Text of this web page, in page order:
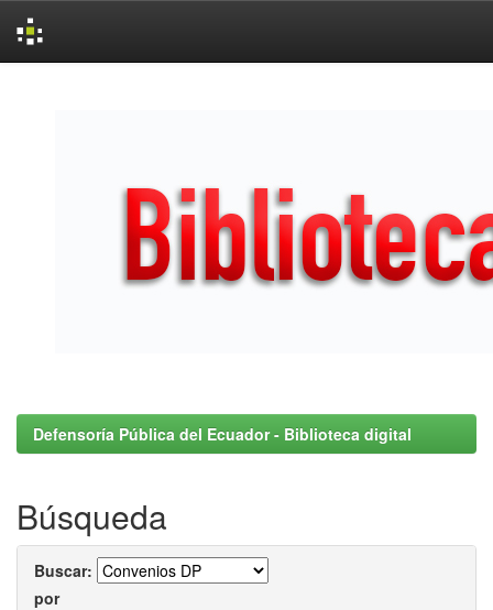
Defensoría Pública del Ecuador - Biblioteca digital
Búsqueda
Buscar:
por